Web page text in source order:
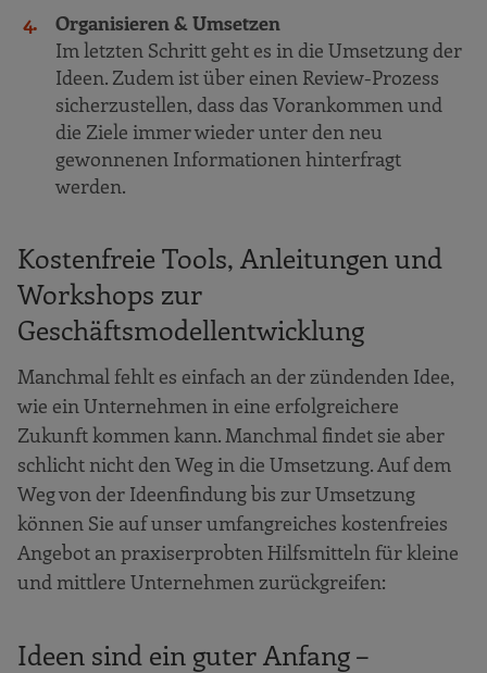
Organisieren & Umsetzen
Im letzten Schritt geht es in die Umsetzung der
Ideen. Zudem ist über einen Review-Prozess
sicherzustellen, dass das Vorankommen und
die Ziele immer wieder unter den neu
gewonnenen Informationen hinterfragt
werden.
Kostenfreie Tools, Anleitungen und
Workshops zur
Geschäftsmodellentwicklung
Manchmal fehlt es einfach an der zündenden Idee,
wie ein Unternehmen in eine erfolgreichere
Zukunft kommen kann. Manchmal findet sie aber
schlicht nicht den Weg in die Umsetzung. Auf dem
Weg von der Ideenfindung bis zur Umsetzung
können Sie auf unser umfangreiches kostenfreies
Angebot an praxiserprobten Hilfsmitteln für kleine
und mittlere Unternehmen zurückgreifen:
Ideen sind ein guter Anfang –